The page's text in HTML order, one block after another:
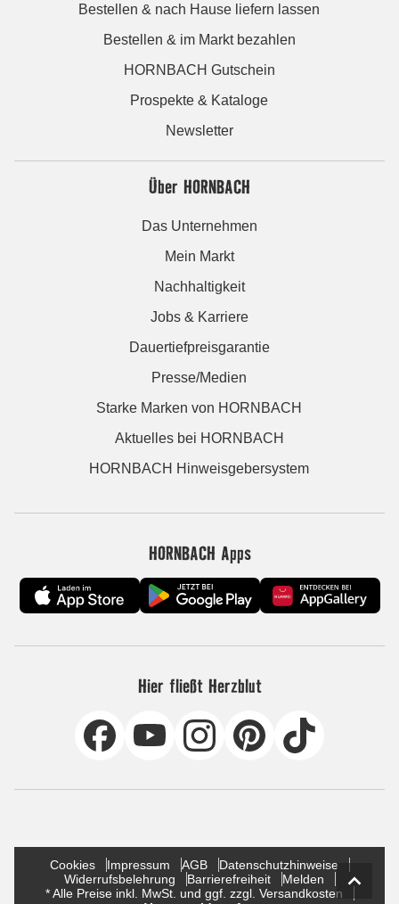
Bestellen & nach Hause liefern lassen
Bestellen & im Markt bezahlen
HORNBACH Gutschein
Prospekte & Kataloge
Newsletter
Über HORNBACH
Das Unternehmen
Mein Markt
Nachhaltigkeit
Jobs & Karriere
Dauertiefpreisgarantie
Presse/Medien
Starke Marken von HORNBACH
Aktuelles bei HORNBACH
HORNBACH Hinweisgebersystem
HORNBACH Apps
Hier fließt Herzblut
Cookies Impressum AGB
Datenschutzhinweise
Widerrufsbelehrung
Barrierefreiheit
Melden
* Alle Preise inkl. MwSt. und ggf. zzgl. Versandkosten